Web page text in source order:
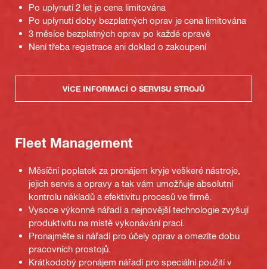
Po uplynutí 2 let je cena limitována
Po uplynutí doby bezplatných oprav je cena limitována
3 měsíce bezplatných oprav po každé opravě
Není třeba registrace ani doklad o zakoupení
VÍCE INFORMACÍ O SERVISU STROJŮ
Fleet Management
Měsíční poplatek za pronájem kryje veškeré nástroje,
jejich servis a opravy a tak vám umožňuje absolutní
kontrolu nákladů a efektivitu procesů ve firmě.
Vysoce výkonné nářadí a nejnovější technologie zvyšují
produktivitu na místě vykonávání prací.
Pronajměte si nářadí pro účely oprav a omezíte dobu
pracovních prostojů.
Krátkodobý pronájem nářadí pro speciální použití v